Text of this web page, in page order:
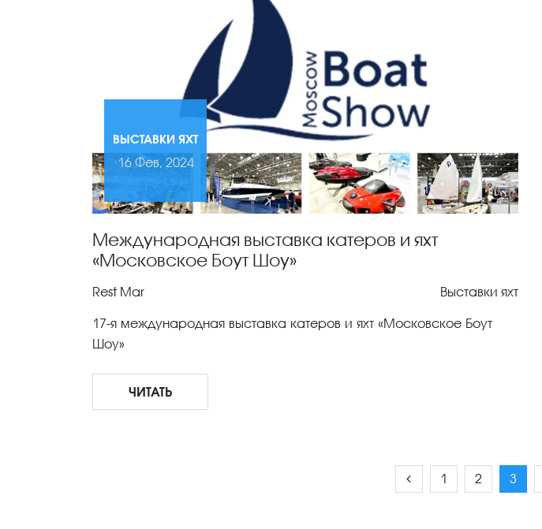
ВЫСТАВКИ ЯХТ
16 Фев, 2024
Международная выставка катеров и яхт
«Московское Боут Шоу»
Rest Mar Выставки яхт
17-я международная выставка катеров и яхт «Московское Боут
Шоу»
ЧИТАТЬ
1 2 3